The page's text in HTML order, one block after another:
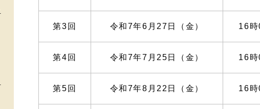
第3回 令和7年6月27日（金） 16
第4回 令和7年7月25日（金） 16
第5回 令和7年8月22日（金） 16